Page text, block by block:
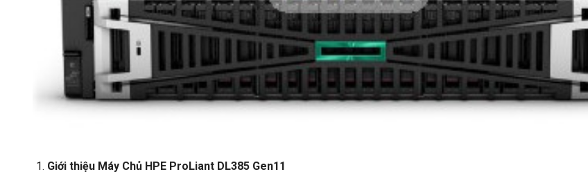
Giới thiệu Máy Chủ HPE ProLiant DL385 Gen11